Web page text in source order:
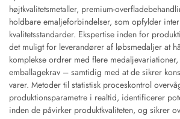
højtkvalitetsmetaller, premium-
holdbare emaljeforbindelser, som opfylder
kvalitetsstandarder. Ekspertise inden for
det muligt for leverandører af løbsmedaljer at
komplekse ordrer med flere
emballagekrav – samtidig med at de sikrer
varer. Metoder til statistisk proceskontrol
produktionsparametre i realtid, identificerer
inden de påvirker produktkvaliteten, og sikrer